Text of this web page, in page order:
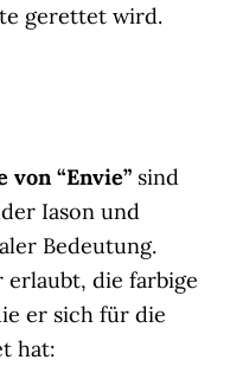
gerettet wird.
von “Envie” sind
Iason und
Bedeutung.
die farbige
er sich für die
hat: